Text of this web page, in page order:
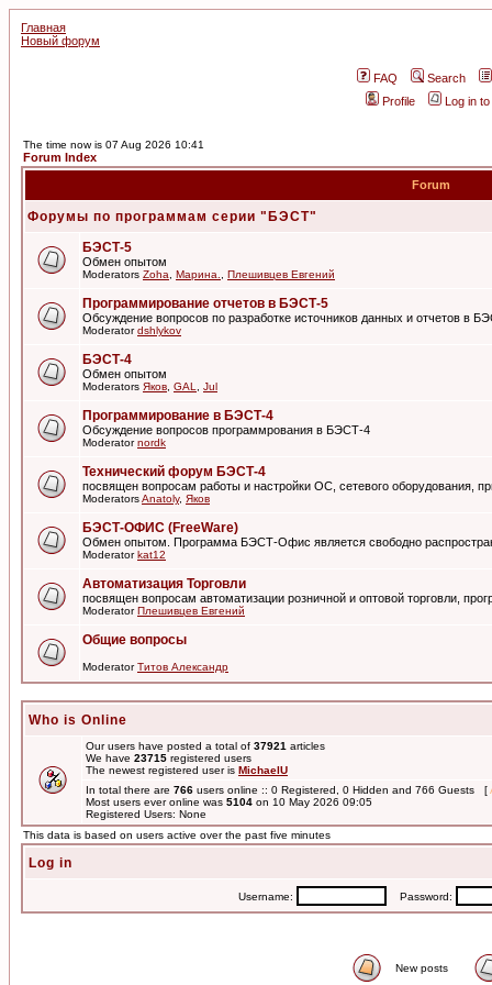
Главная
Новый форум
FAQ
Search
Profile
Log in
The time now is 07 Aug 2026 10:41
Forum Index
Forum
Форумы по программам серии "БЭСТ"
БЭСТ-5
Обмен опытом
Moderators Zoha Марина. Плешивцев Евгений
Программирование отчетов в БЭСТ-5
Обсуждение вопросов по разработке источников данных и отчетов в
Moderatordshlykov
БЭСТ-4
Обмен опытом
Moderators Яков GAL Jul
Программирование в БЭСТ-4
Обсуждение вопросов программрования в БЭСТ-4
Moderatornordk
Технический форум БЭСТ-4
посвящен вопросам работы и настройки ОС, сетевого оборудования,
ModeratorsAnatoly, Яков
БЭСТ-ОФИС (FreeWare)
Обмен опытом. Программа БЭСТ-Офис является свободно
Moderatorkat12
Автоматизация Торговли
посвящен вопросам автоматизации розничной и оптовой торговли,
ModeratorПлешивцев Евгений
Общие вопросы
ModeratorТитов Александр
Who is Online
Our users have posted a total of 37921 articles
We have 23715 registered users
The newest registered user is MichaelU
In total there are 766 users online :: 0 Registered, 0 Hidden and 766 Guests [
Most users ever online was 5104 on 10 May 2026 09:05
Registered Users: None
This data is based on users active over the past five minutes
Log in
Username: Password:
New posts